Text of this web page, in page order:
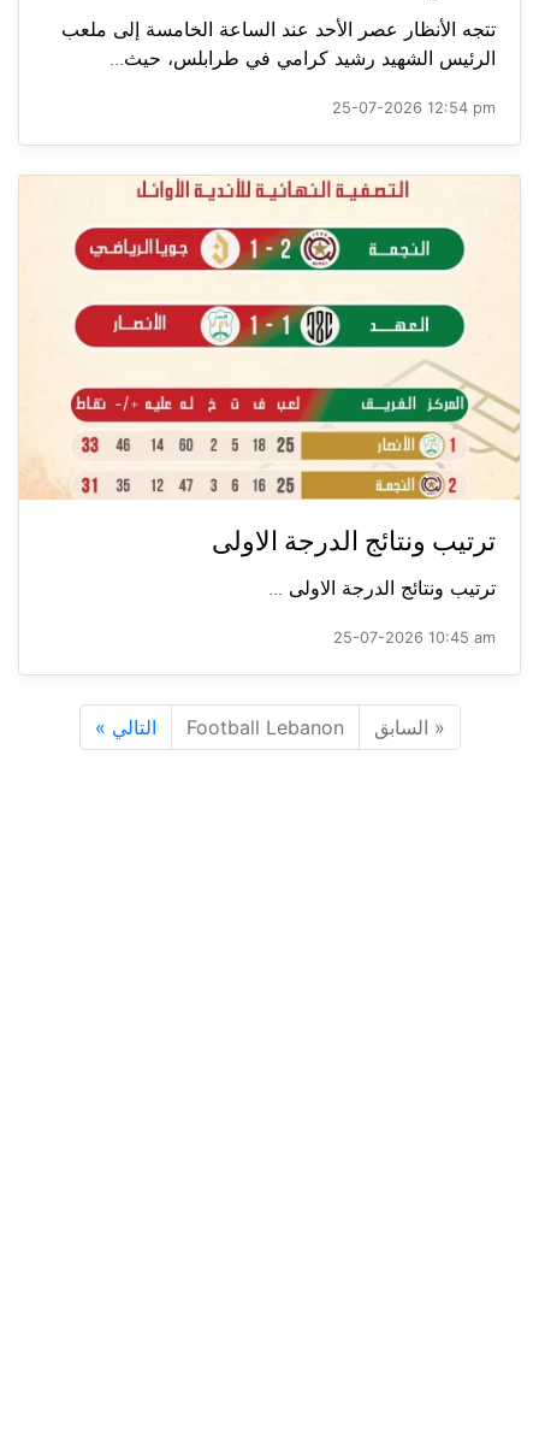
تتجه الأنظار عصر الأحد عند الساعة الخامسة إلى ملعب
الرئيس الشهيد رشيد كرامي في طرابلس، حيث...
25-07-2026 12:54 pm
ترتيب ونتائج الدرجة الاولى
ترتيب ونتائج الدرجة الاولى ...
25-07-2026 10:45 am
« السابق Football Lebanon التالي »